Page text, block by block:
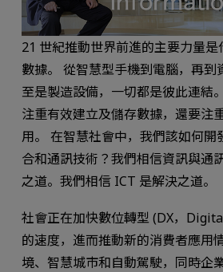
21 世紀推動世界前進的主要力量
數據。 從智慧型手機到電腦，再到
至是製造設備，一切都是彼此連結
注重有效建立及儲存數據，還要注
用。 在智慧社會中，我們該如何開
合和通訊技術？我們相信資訊與通
之道。我們相信 ICT 是解決之道。
社會正在加快數位轉型 (DX，
的速度，進而推動新的消費者應用
境、智慧城市和自動駕駛，同時企